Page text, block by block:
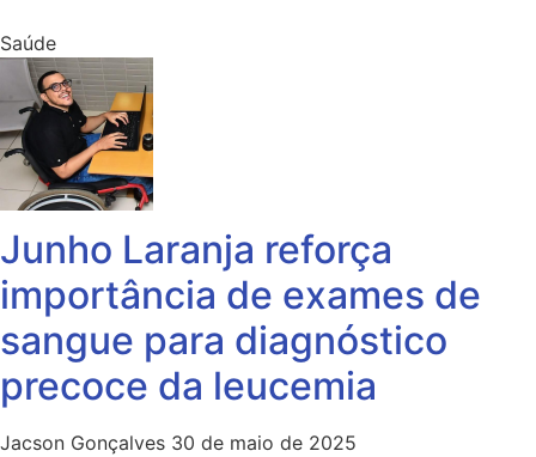
Saúde
Junho Laranja reforça
importância de exames de
sangue para diagnóstico
precoce da leucemia
Jacson Gonçalves 30 de maio de 2025